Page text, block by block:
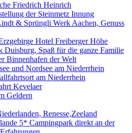
Friedrich Heinrich
der Steinmetz Innung
& Sprüngli Werk Aachen, Genuss
Hotel Freiberger Höhe
Duisburg, Spaß für die ganze Familie
Binnenhafen der Welt
und Nordsee am Niederrhein
am Niederrhein
Kevelaer
Geldern
Renesse,Zeeland
5* Campingpark direkt an der